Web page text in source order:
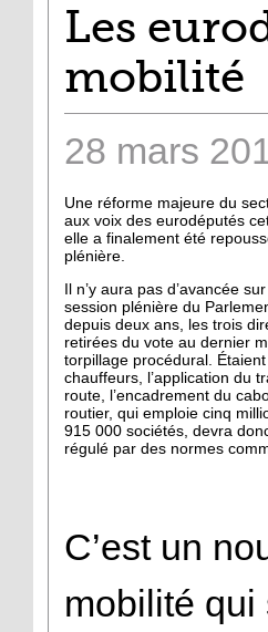
Les
mobilité
28 mars
Une réforme majeure du
aux voix des eurodéputés
elle a finalement été
plénière.
Il n’y aura pas d’avancée
session plénière du
depuis deux ans, les trois
retirées du vote au dernier
torpillage procédural.
chauffeurs, l’application du
route, l’encadrement du
routier, qui emploie cinq
915 000 sociétés, devra
régulé par des normes
C’est un
mobilité